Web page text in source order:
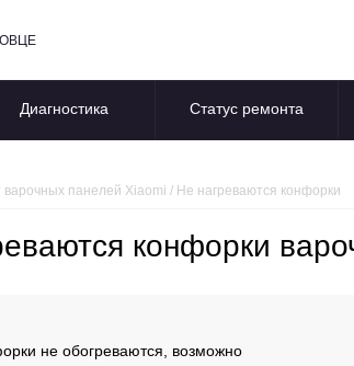
Диагностика Статус ремонта
варочных панелей Xiaomi / Не нагреваются конфорки
конфорки
не обогреваются, возможно